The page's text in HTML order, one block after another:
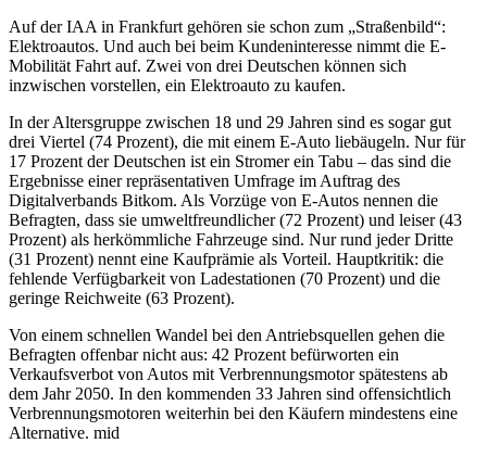
Auf der IAA in Frankfurt gehören sie schon zum „Straßenbild“:
Elektroautos. Und auch bei beim Kundeninteresse nimmt die E-
Mobilität Fahrt auf. Zwei von drei Deutschen können sich
inzwischen vorstellen, ein Elektroauto zu kaufen.
In der Altersgruppe zwischen 18 und 29 Jahren sind es sogar gut
drei Viertel (74 Prozent), die mit einem E-Auto liebäugeln. Nur für
17 Prozent der Deutschen ist ein Stromer ein Tabu – das sind die
Ergebnisse einer repräsentativen Umfrage im Auftrag des
Digitalverbands Bitkom. Als Vorzüge von E-Autos nennen die
Befragten, dass sie umweltfreundlicher (72 Prozent) und leiser (43
Prozent) als herkömmliche Fahrzeuge sind. Nur rund jeder Dritte
(31 Prozent) nennt eine Kaufprämie als Vorteil. Hauptkritik: die
fehlende Verfügbarkeit von Ladestationen (70 Prozent) und die
geringe Reichweite (63 Prozent).
Von einem schnellen Wandel bei den Antriebsquellen gehen die
Befragten offenbar nicht aus: 42 Prozent befürworten ein
Verkaufsverbot von Autos mit Verbrennungsmotor spätestens ab
dem Jahr 2050. In den kommenden 33 Jahren sind offensichtlich
Verbrennungsmotoren weiterhin bei den Käufern mindestens eine
Alternative. mid